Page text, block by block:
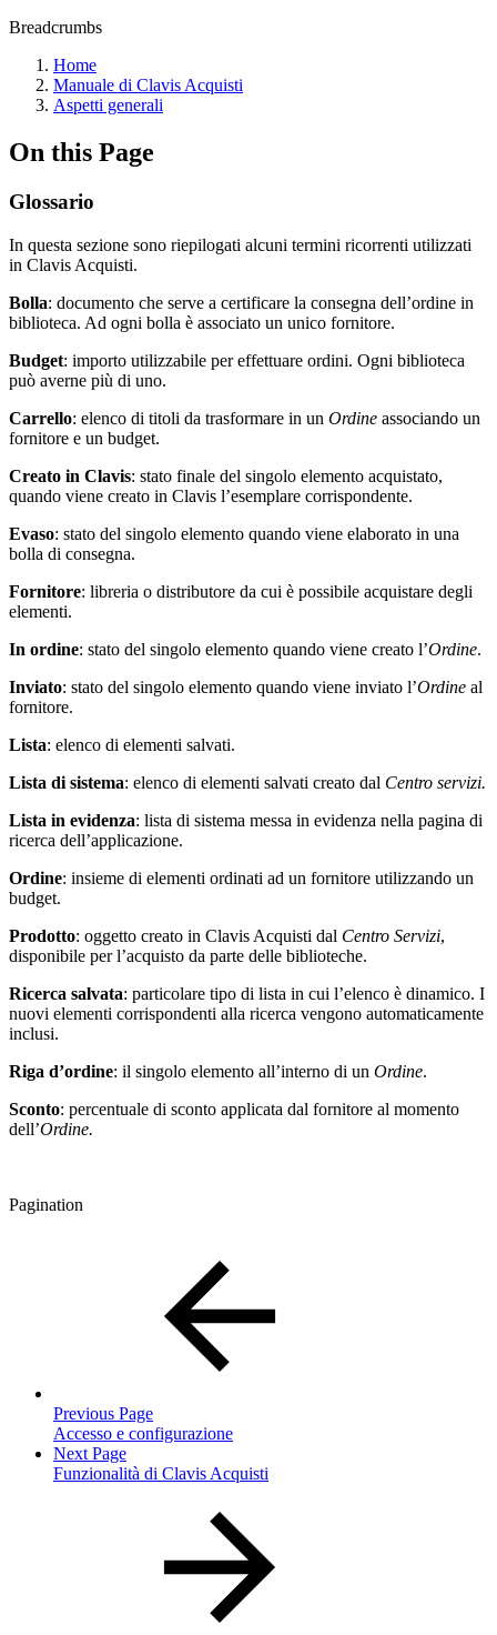
Breadcrumbs
Home
Manuale di Clavis Acquisti
Aspetti generali
On this Page
Glossario
In questa sezione sono riepilogati alcuni termini ricorrenti utilizzati
in Clavis Acquisti.
Bolla: documento che serve a certificare la consegna dell’ordine in
biblioteca. Ad ogni bolla è associato un unico fornitore.
Budget: importo utilizzabile per effettuare ordini. Ogni biblioteca
può averne più di uno.
Carrello: elenco di titoli da trasformare in un Ordine associando un
fornitore e un budget.
Creato in Clavis: stato finale del singolo elemento acquistato,
quando viene creato in Clavis l’esemplare corrispondente.
Evaso: stato del singolo elemento quando viene elaborato in una
bolla di consegna.
Fornitore: libreria o distributore da cui è possibile acquistare degli
elementi.
In ordine: stato del singolo elemento quando viene creato l’Ordine.
Inviato: stato del singolo elemento quando viene inviato l’Ordine al
fornitore.
Lista: elenco di elementi salvati.
Lista di sistema: elenco di elementi salvati creato dal Centro servizi.
Lista in evidenza: lista di sistema messa in evidenza nella pagina di
ricerca dell’applicazione.
Ordine: insieme di elementi ordinati ad un fornitore utilizzando un
budget.
Prodotto: oggetto creato in Clavis Acquisti dal Centro Servizi,
disponibile per l’acquisto da parte delle biblioteche.
Ricerca salvata: particolare tipo di lista in cui l’elenco è dinamico. I
nuovi elementi corrispondenti alla ricerca vengono automaticamente
inclusi.
Riga d’ordine: il singolo elemento all’interno di un Ordine.
Sconto: percentuale di sconto applicata dal fornitore al momento
dell’Ordine.
Pagination
Previous Page
Accesso e configurazione
Next Page
Funzionalità di Clavis Acquisti